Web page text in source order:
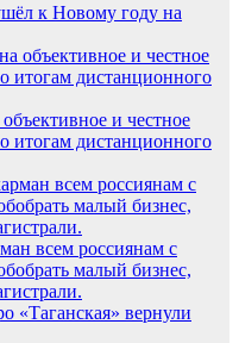
к Новому году на
и честное
итогам дистанционного
всем россиянам с
малый бизнес,